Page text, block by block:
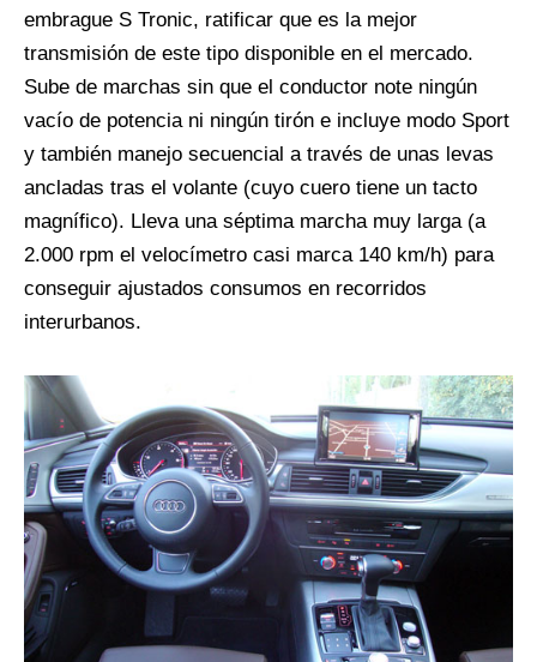
embrague S Tronic, ratificar que es la mejor
transmisión de este tipo disponible en el mercado.
Sube de marchas sin que el conductor note ningún
vacío de potencia ni ningún tirón e incluye modo Sport
y también manejo secuencial a través de unas levas
ancladas tras el volante (cuyo cuero tiene un tacto
magnífico). Lleva una séptima marcha muy larga (a
2.000 rpm el velocímetro casi marca 140 km/h) para
conseguir ajustados consumos en recorridos
interurbanos.